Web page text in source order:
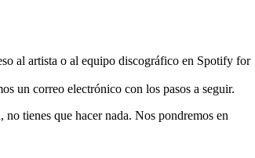
al artista o al equipo discográfico en Spotify for
un correo electrónico con los pasos a seguir.
tienes que hacer nada. Nos pondremos en